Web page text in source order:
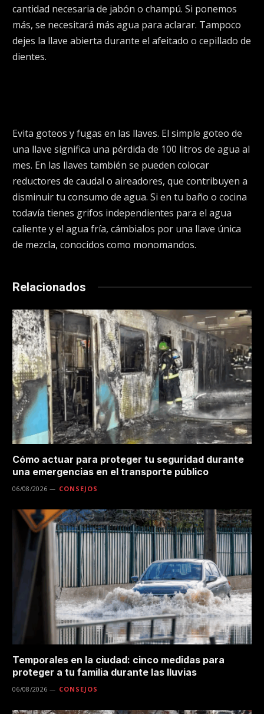
cantidad necesaria de jabón o champú. Si ponemos
más, se necesitará más agua para aclarar. Tampoco
dejes la llave abierta durante el afeitado o cepillado de
dientes.
Evita goteos y fugas en las llaves. El simple goteo de
una llave significa una pérdida de 100 litros de agua al
mes. En las llaves también se pueden colocar
reductores de caudal o aireadores, que contribuyen a
disminuir tu consumo de agua. Si en tu baño o cocina
todavía tienes grifos independientes para el agua
caliente y el agua fría, cámbialos por una llave única
de mezcla, conocidos como monomandos.
Relacionados
Cómo actuar para proteger tu seguridad durante
una emergencias en el transporte público
06/08/2026 CONSEJOS
Temporales en la ciudad: cinco medidas para
proteger a tu familia durante las lluvias
06/08/2026 CONSEJOS